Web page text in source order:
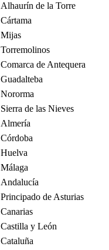
Alhaurín de la Torre
Cártama
Mijas
Torremolinos
Comarca de Antequera
Guadalteba
Nororma
Sierra de las Nieves
Almería
Córdoba
Huelva
Málaga
Andalucía
Principado de Asturias
Canarias
Castilla y León
Cataluña